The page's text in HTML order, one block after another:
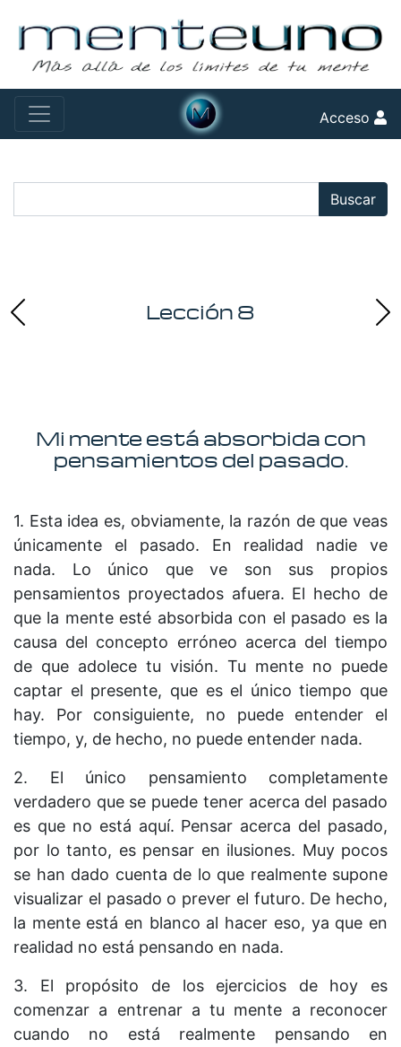
Acceso
Buscar
Lección 8
Mi mente está absorbida con
pensamientos del pasado.
1. Esta idea es, obviamente, la razón de que veas
únicamente el pasado. En realidad nadie ve
nada. Lo único que ve son sus propios
pensamientos proyectados afuera. El hecho de
que la mente esté absorbida con el pasado es la
causa del concepto erróneo acerca del tiempo
de que adolece tu visión. Tu mente no puede
captar el presente, que es el único tiempo que
hay. Por consiguiente, no puede entender el
tiempo, y, de hecho, no puede entender nada.
2. El único pensamiento completamente
verdadero que se puede tener acerca del pasado
es que no está aquí. Pensar acerca del pasado,
por lo tanto, es pensar en ilusiones. Muy pocos
se han dado cuenta de lo que realmente supone
visualizar el pasado o prever el futuro. De hecho,
la mente está en blanco al hacer eso, ya que en
realidad no está pensando en nada.
3. El propósito de los ejercicios de hoy es
comenzar a entrenar a tu mente a reconocer
cuando no está realmente pensando en